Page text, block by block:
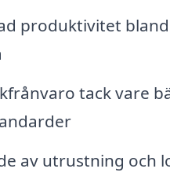
produktivitet bland
tack vare
av utrustning och